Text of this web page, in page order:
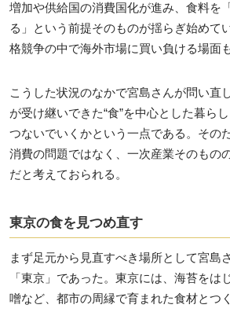
増加や供給国の消費国化が進み、食料を
る」という前提そのものが揺らぎ始めて
格競争の中で海外市場に買い負ける場面
こうした状況のなかで宮島さんが問い直
が受け継いできた“食”を中心とした暮ら
つないでいくかという一点である。その
消費の問題ではなく、一次産業そのもの
だと考えておられる。
東京の食を見つめ直す
まず足元から見直すべき場所として宮島
「東京」であった。東京には、海苔をは
噌など、都市の周縁で育まれた食材とつ